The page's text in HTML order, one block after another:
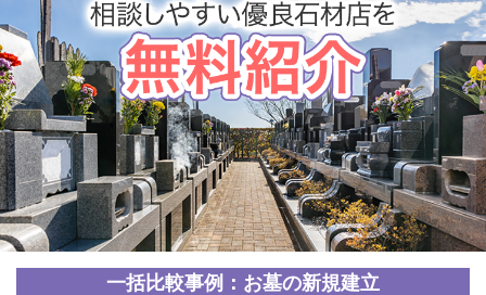
一括比較事例：お墓の新規建立